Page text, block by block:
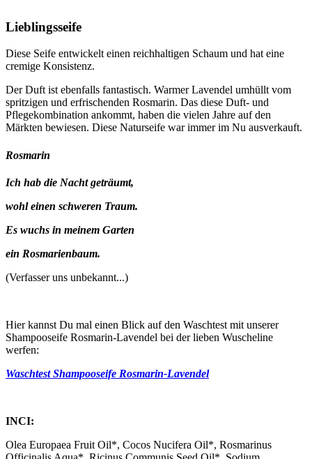
Lieblingsseife
Diese Seife entwickelt einen reichhaltigen Schaum und hat eine
cremige Konsistenz.
Der Duft ist ebenfalls fantastisch. Warmer Lavendel umhüllt vom
spritzigen und erfrischenden Rosmarin. Das diese Duft- und
Pflegekombination ankommt, haben die vielen Jahre auf den
Märkten bewiesen. Diese Naturseife war immer im Nu ausverkauft.
Rosmarin
Ich hab die Nacht geträumt,
wohl einen schweren Traum.
Es wuchs in meinem Garten
ein Rosmarienbaum.
(Verfasser uns unbekannt...)
Hier kannst Du mal einen Blick auf den Waschtest mit unserer
Shampooseife Rosmarin-Lavendel bei der lieben Wuscheline
werfen:
Waschtest Shampooseife Rosmarin-Lavendel
INCI:
Olea Europaea Fruit Oil*, Cocos Nucifera Oil*, Rosmarinus